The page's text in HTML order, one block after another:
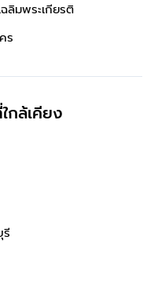
ลิมพระเกียรติ
ร
กล้เคียง
รี